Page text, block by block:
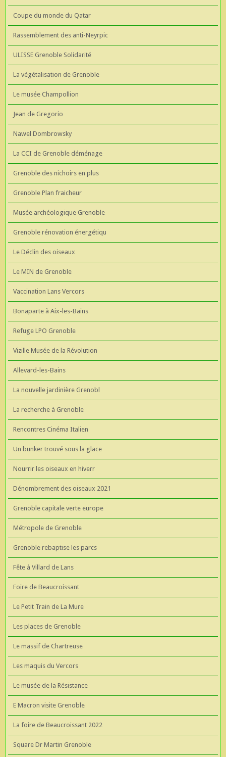
Coupe du monde du Qatar
Rassemblement des anti-Neyrpic
ULISSE Grenoble Solidarité
La végétalisation de Grenoble
Le musée Champollion
Jean de Gregorio
Nawel Dombrowsky
La CCI de Grenoble déménage
Grenoble des nichoirs en plus
Grenoble Plan fraicheur
Musée archéologique Grenoble
Grenoble rénovation énergétiqu
Le Déclin des oiseaux
Le MIN de Grenoble
Vaccination Lans Vercors
Bonaparte à Aix-les-Bains
Refuge LPO Grenoble
Vizille Musée de la Révolution
Allevard-les-Bains
La nouvelle jardinière Grenobl
La recherche à Grenoble
Rencontres Cinéma Italien
Un bunker trouvé sous la glace
Nourrir les oiseaux en hiverr
Dénombrement des oiseaux 2021
Grenoble capitale verte europe
Métropole de Grenoble
Grenoble rebaptise les parcs
Fête à Villard de Lans
Foire de Beaucroissant
Le Petit Train de La Mure
Les places de Grenoble
Le massif de Chartreuse
Les maquis du Vercors
Le musée de la Résistance
E Macron visite Grenoble
La foire de Beaucroissant 2022
Square Dr Martin Grenoble